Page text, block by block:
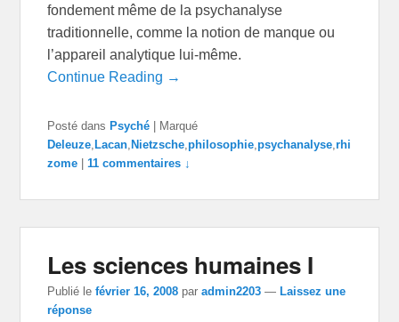
fondement même de la psychanalyse
traditionnelle, comme la notion de manque ou
l’appareil analytique lui-même.
Continue Reading →
Posté dans Psyché | Marqué
Deleuze ,Lacan ,Nietzsche ,philosophie ,psychanalyse ,rhi
zome |11 commentaires ↓
Les sciences humaines I
Publié lefévrier 16, 2008 paradmin2203 — Laissez une
réponse